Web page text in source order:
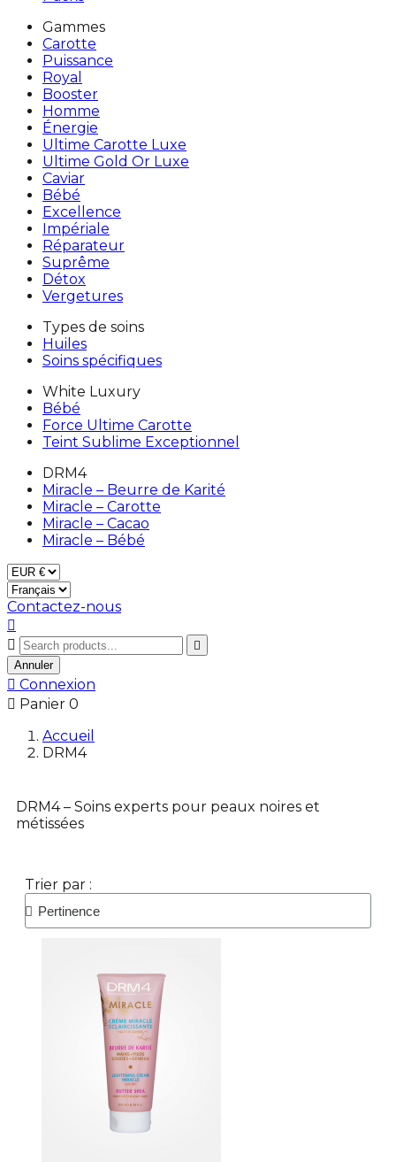
Gammes
Carotte
Puissance
Royal
Booster
Homme
Énergie
Ultime Carotte Luxe
Ultime Gold Or Luxe
Caviar
Bébé
Excellence
Impériale
Réparateur
Suprême
Détox
Vergetures
Types de soins
Huiles
Soins spécifiques
White Luxury
Bébé
Force Ultime Carotte
Teint Sublime Exceptionnel
DRM4
Miracle – Beurre de Karité
Miracle – Carotte
Miracle – Cacao
Miracle – Bébé
Contactez-nous



Annuler
 Connexion
 Panier 0
Accueil
DRM4
DRM4 – Soins experts pour peaux noires et
métissées
Trier par :